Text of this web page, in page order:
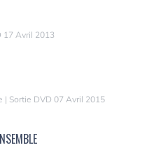
17 Avril 2013
| Sortie DVD 07 Avril 2015